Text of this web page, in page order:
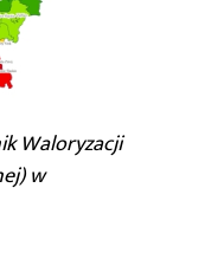
Waloryzacji
w